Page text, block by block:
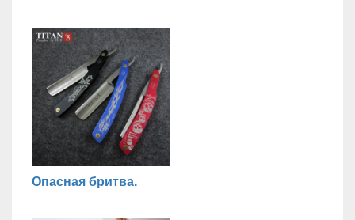
Опасная бритва.